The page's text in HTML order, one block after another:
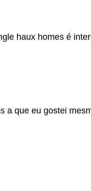
haux homes é
a que eu gostei